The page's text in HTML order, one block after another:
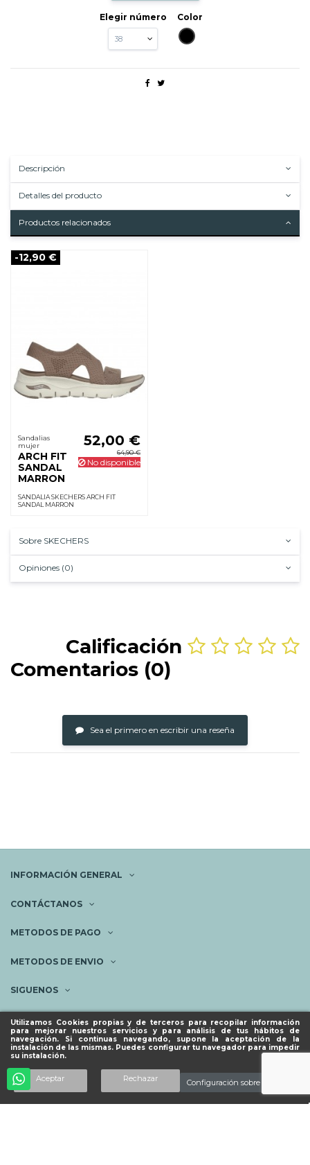
Utilizamos Cookies propias y de terceros para recopilar información
para mejorar nuestros servicios y para análisis de tus hábitos de
navegación. Si continuas navegando, supone la aceptación de la
instalación de las mismas. Puedes configurar tu navegador para impedir
su instalación.
Aceptar Rechazar Configuración sobre cookies
Elegir número
Color
NEGRO
Añadir al carrito
Descripción
Detalles del producto
Productos relacionados
-12,90 €
Sandalias
mujer
ARCH FIT
SANDAL
MARRON
52,00 €
64,90 €
No disponible
SANDALIA SKECHERS ARCH FIT
SANDAL MARRON
Sobre SKECHERS
Opiniones (0)
Calificación
Comentarios (0)
Sea el primero en escribir una reseña
INFORMACIÓN GENERAL
CONTÁCTANOS
METODOS DE PAGO
METODOS DE ENVIO
SIGUENOS
NEWSLETTER